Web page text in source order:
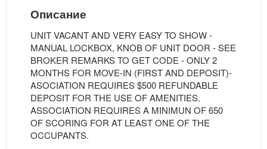
Описание
UNIT VACANT AND VERY EASY TO SHOW -
MANUAL LOCKBOX, KNOB OF UNIT DOOR - SEE
BROKER REMARKS TO GET CODE - ONLY 2
MONTHS FOR MOVE-IN (FIRST AND DEPOSIT)-
ASOCIATION REQUIRES $500 REFUNDABLE
DEPOSIT FOR THE USE OF AMENITIES.
ASSOCIATION REQUIRES A MINIMUN OF 650
OF SCORING FOR AT LEAST ONE OF THE
OCCUPANTS.